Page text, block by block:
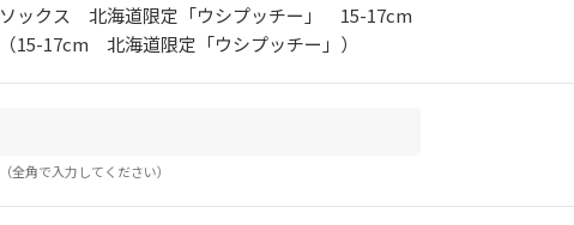
ソックス 北海道限定「ウシプッチー」 15-17cm
（15-17cm 北海道限定「ウシプッチー」）
（全角で入力してください）